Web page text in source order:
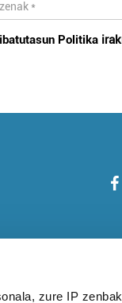
zure IP
Politika